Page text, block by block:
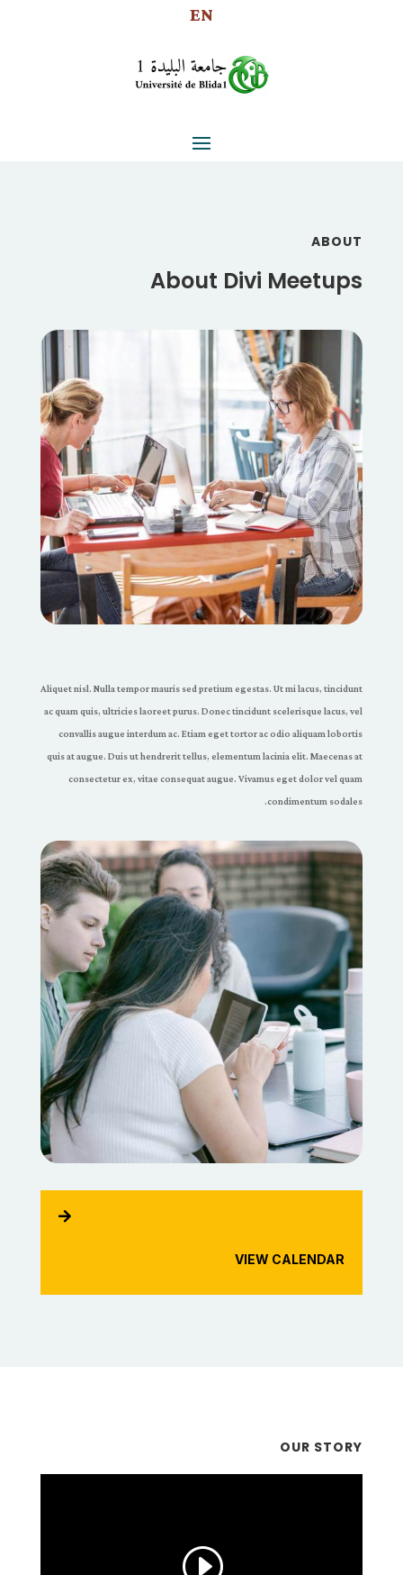
EN
ABOUT
About Divi Meetups
Aliquet nisl. Nulla tempor mauris sed pretium egestas. Ut mi lacus, tincidunt
ac quam quis, ultricies laoreet purus. Donec tincidunt scelerisque lacus, vel
convallis augue interdum ac. Etiam eget tortor ac odio aliquam lobortis
quis at augue. Duis ut hendrerit tellus, elementum lacinia elit. Maecenas at
consectetur ex, vitae consequat augue. Vivamus eget dolor vel quam
condimentum sodales.

VIEW CALENDAR
OUR STORY